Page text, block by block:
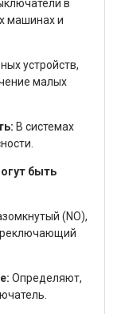
в
машинах и
устройств,
малых
В системах
быть
(NO),
Определяют,